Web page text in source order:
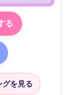
る
グを見る